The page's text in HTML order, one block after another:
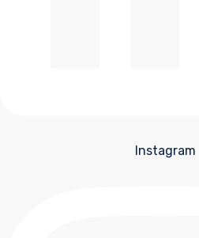
Instagram